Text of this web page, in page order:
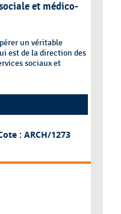
et médico-
un véritable
est de la direction des
sociaux et
: ARCH/1273